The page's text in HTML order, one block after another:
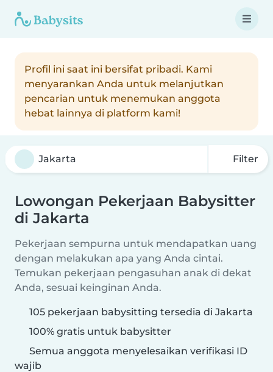
Profil ini saat ini bersifat pribadi. Kami
menyarankan Anda untuk melanjutkan
pencarian untuk menemukan anggota
hebat lainnya di platform kami!
Filter
Lowongan Pekerjaan Babysitter
di Jakarta
Pekerjaan sempurna untuk mendapatkan uang
dengan melakukan apa yang Anda cintai.
Temukan pekerjaan pengasuhan anak di dekat
Anda, sesuai keinginan Anda.
105 pekerjaan babysitting tersedia di Jakarta
100% gratis untuk babysitter
Semua anggota menyelesaikan verifikasi ID
wajib